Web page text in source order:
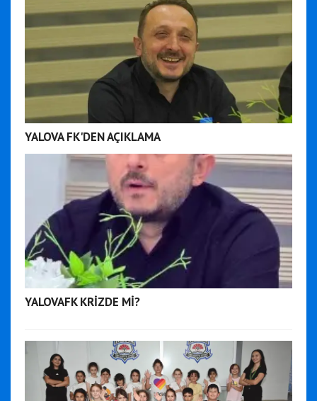
YALOVA FK'DEN AÇIKLAMA
YALOVAFK KRİZDE Mİ?